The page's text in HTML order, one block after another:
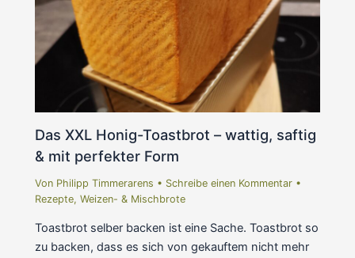
Das XXL Honig-Toastbrot – wattig, saftig
& mit perfekter Form
Von Philipp Timmerarens • Schreibe einen Kommentar •
Rezepte,Weizen- & Mischbrote
Toastbrot selber backen ist eine Sache. Toastbrot so
zu backen, dass es sich von gekauftem nicht mehr